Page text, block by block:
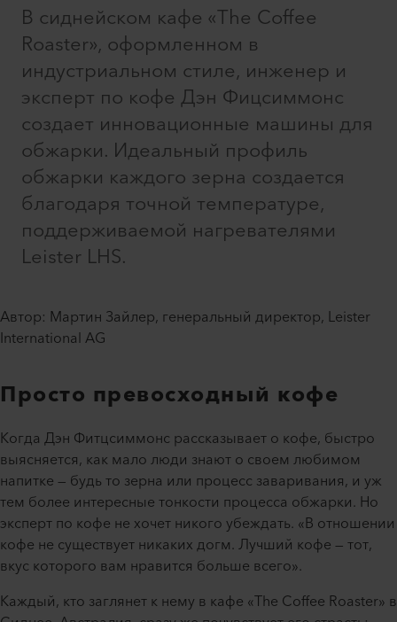
В сиднейском кафе «The Coffee
Roaster», оформленном в
индустриальном стиле, инженер и
эксперт по кофе Дэн Фицсиммонс
создает инновационные машины для
обжарки. Идеальный профиль
обжарки каждого зерна создается
благодаря точной температуре,
поддерживаемой нагревателями
Leister LHS.
Автор: Мартин Зайлер, генеральный директор, Leister
International AG
Просто превосходный кофе
Когда Дэн Фитцсиммонс рассказывает о кофе, быстро
выясняется, как мало люди знают о своем любимом
напитке — будь то зерна или процесс заваривания, и уж
тем более интересные тонкости процесса обжарки. Но
эксперт по кофе не хочет никого убеждать. «В отношении
кофе не существует никаких догм. Лучший кофе — тот,
вкус которого вам нравится больше всего».
Каждый, кто заглянет к нему в кафе «The Coffee Roaster» в